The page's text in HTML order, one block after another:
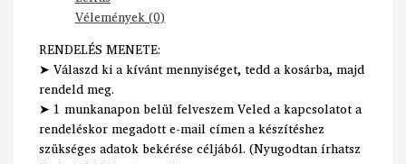
Vélemények (0)
RENDELÉS MENETE:
➤ Válaszd ki a kívánt mennyiséget, tedd a kosárba, majd
rendeld meg.
➤ 1 munkanapon belül felveszem Veled a kapcsolatot a
rendeléskor megadott e-mail címen a készítéshez
szükséges adatok bekérése céljából. (Nyugodtan írhatsz